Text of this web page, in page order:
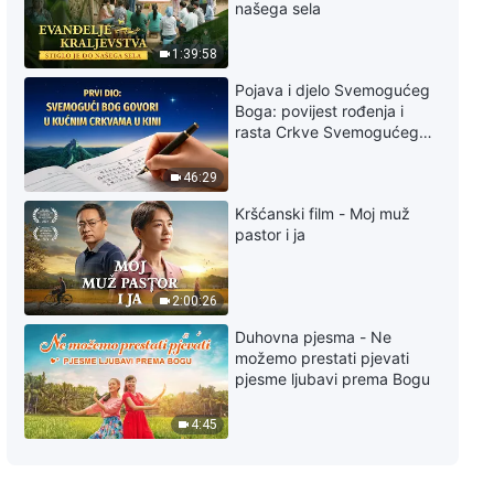
8:56
pojava i djelo, Odlomak 69
6:03
Svakodnevne riječi Božje: Božja
pojava i djelo, Odlomak 70
9:09
Svakodnevne riječi Božje: Božja
pojava i djelo, Odlomak 71
9:01
Svakodnevne riječi Božje: Božja
pojava i djelo, Odlomak 72
1:39:58
našega sela
46:29
Pojava i djelo Svemogućeg
Boga: povijest rođenja i
rasta Crkve Svemogućeg
2:00:26
Kršćanski film - Moj muž
pastor i ja
4:45
Duhovna pjesma - Ne
možemo prestati pjevati
pjesme ljubavi prema Bogu